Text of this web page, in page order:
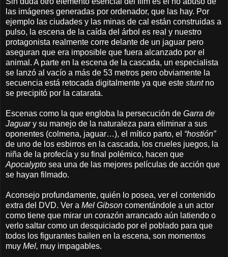
las imágenes generadas por ordenador, que las hay. Por
ejemplo las ciudades y las minas de cal están construidas a
pulso, la escena de la caída del árbol es real y nuestro
protagonista realmente corre delante de un jaguar pero
aseguran que era imposible que fuera alcanzado por el
animal. A parte en la escena de la cascada, un especialista
se lanzó al vacío a más de 53 metros pero obviamente la
secuencia está retocada digitalmente ya que este stuntno
se precipitó por la catarata.
Escenas como la que engloba la persecución de Garra de
Jaguary su manejo de la naturaleza para eliminar a sus
oponentes (colmena, jaguar…), el mítico parto, el “hostión”
de uno de los esbirros en la cascada, los crueles juegos, la
niña de la profecía y su final polémico, hacen que
Apocalypto sea una de las mejores películas de acción que
se hayan filmado.
Aconsejo profundamente, quién lo posea, ver el contenido
extra del DVD. Ver a Mel Gibson comentándole a un actor
como tiene que mirar un corazón arrancado aún latiendo o
verlo saltar como un desquiciado por el poblado para que
todos los figurantes bailen en la escena, son momentos
muy Mel, muy impagables.